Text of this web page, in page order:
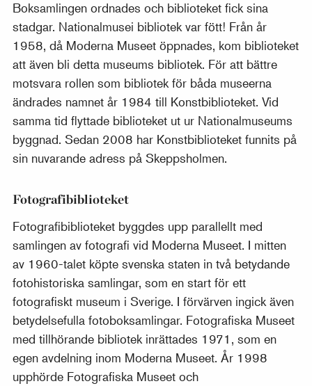
Boksamlingen ordnades och biblioteket fick sina
stadgar. Nationalmusei bibliotek var fött! Från år
1958, då Moderna Museet öppnades, kom biblioteket
att även bli detta museums bibliotek. För att bättre
motsvara rollen som bibliotek för båda museerna
ändrades namnet år 1984 till Konstbiblioteket. Vid
samma tid flyttade biblioteket ut ur Nationalmuseums
byggnad. Sedan 2008 har Konstbiblioteket funnits på
sin nuvarande adress på Skeppsholmen.
Fotografibiblioteket
Fotografibiblioteket byggdes upp parallellt med
samlingen av fotografi vid Moderna Museet. I mitten
av 1960-talet köpte svenska staten in två betydande
fotohistoriska samlingar, som en start för ett
fotografiskt museum i Sverige. I förvärven ingick även
betydelsefulla fotoboksamlingar. Fotografiska Museet
med tillhörande bibliotek inrättades 1971, som en
egen avdelning inom Moderna Museet. År 1998
upphörde Fotografiska Museet och